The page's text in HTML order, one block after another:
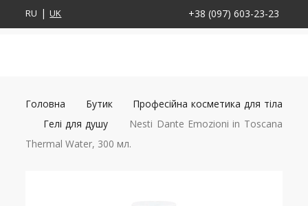
RU UK +38 (097) 603-23-23
Головна Бутик
Професійна косметика для тіла
Гелі для душу
Nesti Dante Emozioni in Toscana
Thermal Water, 300 мл.